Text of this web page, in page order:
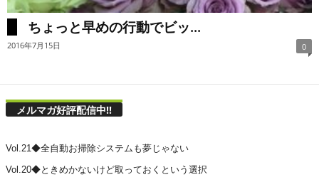
ちょっと早めの行動でビッ...
2016年7月15日 0
メルマガ好評配信中!!
Vol.21◆全自動お掃除システムも夢じゃない
Vol.20◆ときめかないけど取っておくという選択